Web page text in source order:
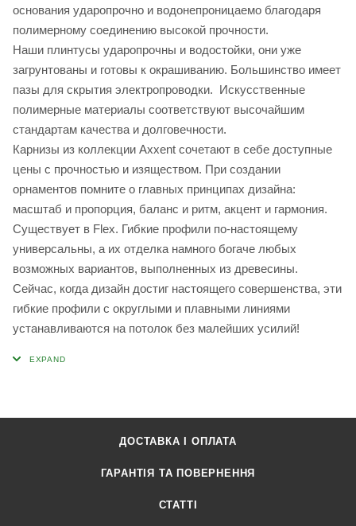
основания ударопрочно и водонепроницаемо благодаря
полимерному соединению высокой прочности.
Наши плинтусы ударопрочны и водостойки, они уже
загрунтованы и готовы к окрашиванию. Большинство имеет
пазы для скрытия электропроводки. Искусственные
полимерные материалы соответствуют высочайшим
стандартам качества и долговечности.
Карнизы из коллекции Axxent сочетают в себе доступные
цены с прочностью и изяществом. При создании
орнаментов помните о главных принципах дизайна:
масштаб и пропорция, баланс и ритм, акцент и гармония.
Существует в Flex. Гибкие профили по-настоящему
универсальны, а их отделка намного богаче любых
возможных вариантов, выполненных из древесины.
Сейчас, когда дизайн достиг настоящего совершенства, эти
гибкие профили с округлыми и плавными линиями
устанавливаются на потолок без малейших усилий!
ДОСТАВКА І ОПЛАТА
ГАРАНТІЯ ТА ПОВЕРНЕННЯ
СТАТТІ